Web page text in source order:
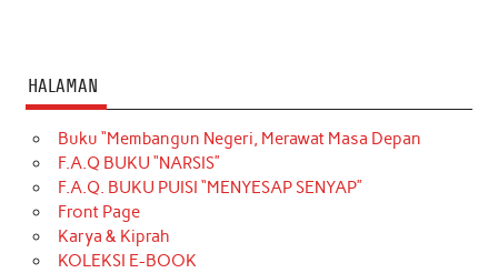
HALAMAN
Buku “Membangun Negeri, Merawat Masa Depan
F.A.Q BUKU “NARSIS”
F.A.Q. BUKU PUISI “MENYESAP SENYAP”
Front Page
Karya & Kiprah
KOLEKSI E-BOOK